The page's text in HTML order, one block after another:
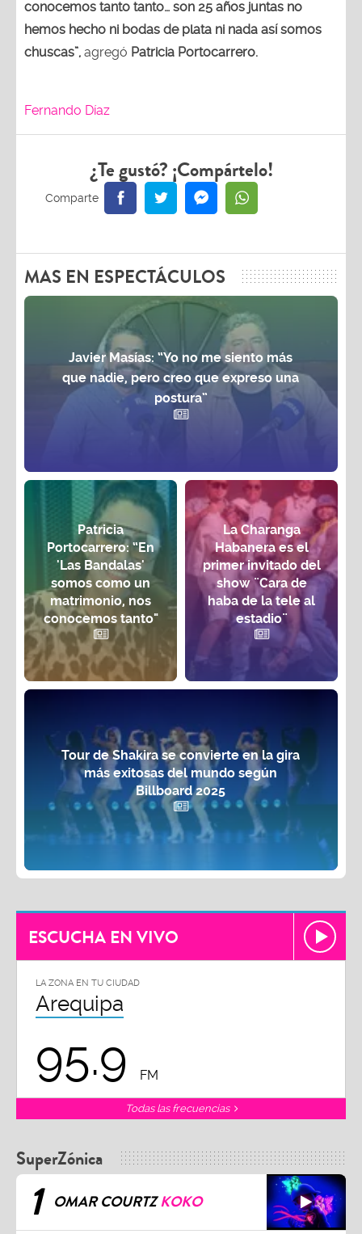
conocemos tanto tanto… son 25 años juntas no
hemos hecho ni bodas de plata ni nada así somos
chuscas”, agregó Patricia Portocarrero.
Fernando Díaz
¿Te gustó? ¡Compártelo!
MAS EN ESPECTÁCULOS
Javier Masías: “Yo no me siento más
que nadie, pero creo que expreso una
postura”
Patricia
Portocarrero: “En
'Las Bandalas'
somos como un
matrimonio, nos
conocemos tanto"
La Charanga
Habanera es el
primer invitado del
show ¨Cara de
haba de la tele al
estadio¨
Tour de Shakira se convierte en la gira
más exitosas del mundo según
Billboard 2025
ESCUCHA EN VIVO
LA ZONA EN TU CIUDAD
Arequipa
95.9 FM
Todas las frecuencias
SuperZónica
1 OMAR COURTZKOKO